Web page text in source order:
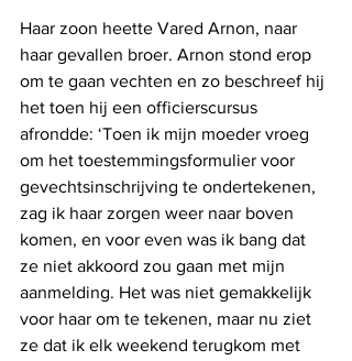
Haar zoon heette Vared Arnon, naar
haar gevallen broer. Arnon stond erop
om te gaan vechten en zo beschreef hij
het toen hij een officierscursus
afrondde: ‘Toen ik mijn moeder vroeg
om het toestemmingsformulier voor
gevechtsinschrijving te ondertekenen,
zag ik haar zorgen weer naar boven
komen, en voor even was ik bang dat
ze niet akkoord zou gaan met mijn
aanmelding. Het was niet gemakkelijk
voor haar om te tekenen, maar nu ziet
ze dat ik elk weekend terugkom met